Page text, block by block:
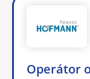
Operátor